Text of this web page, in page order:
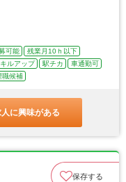
可能
残業月10ｈ以下
ルアップ 駅チカ
車通勤可
職候補
に興味がある
保存する